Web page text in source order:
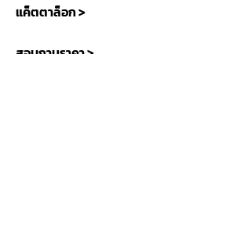
แค็ตตาล็อก >
สอบถามราคา >